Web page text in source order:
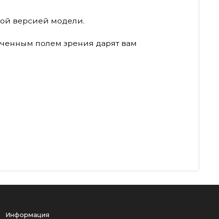
версией модели.
полем зрения дарят вам
Информация